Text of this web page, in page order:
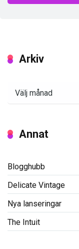
Arkiv
Annat
Blogghubb
Delicate Vintage
Nya lanseringar
The Intuit